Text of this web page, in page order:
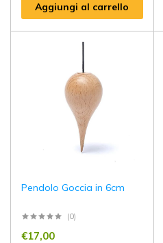
Aggiungi al carrello
Pendolo Goccia in 6cm
(0)
€17,00